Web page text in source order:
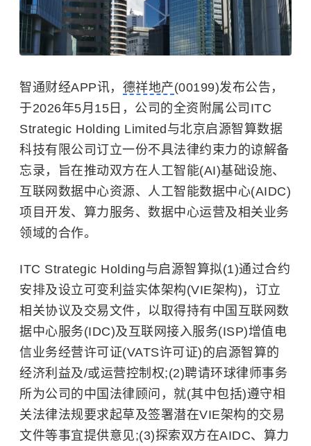
智通财经APP讯， 德祥地产(00199)发布公告，
于2026年5月15日，公司的全资附属公司ITC
Strategic Holding Limited与北京启源智算数据
科技有限公司订立一份不具法律约束力的谅解备
忘录，旨在推动双方在人工智能(AI)基础设施、
互联网数据中心资源、人工智能数据中心(AIDC)
项目开发、算力服务、数据中心运营及相关业务
领域的合作。
ITC Strategic Holding与启源智算拟(1)通过合约
安排及设立可变利益实体架构(VIE架构)，订立
相关协议及交易文件，以取得持有中国互联网数
据中心服务(IDC)及互联网接入服务(ISP)增值电
信业务经营许可证(VATS许可证)的启源智算的
经济利益及/或运营控制权;(2)聘请环球律师事务
所为公司的中国法律顾问，就(其中包括)遵守相
关法律法规要求起草及签署潜在VIE架构的交易
文件等事宜提供意见;(3)探索双方在AIDC、算力